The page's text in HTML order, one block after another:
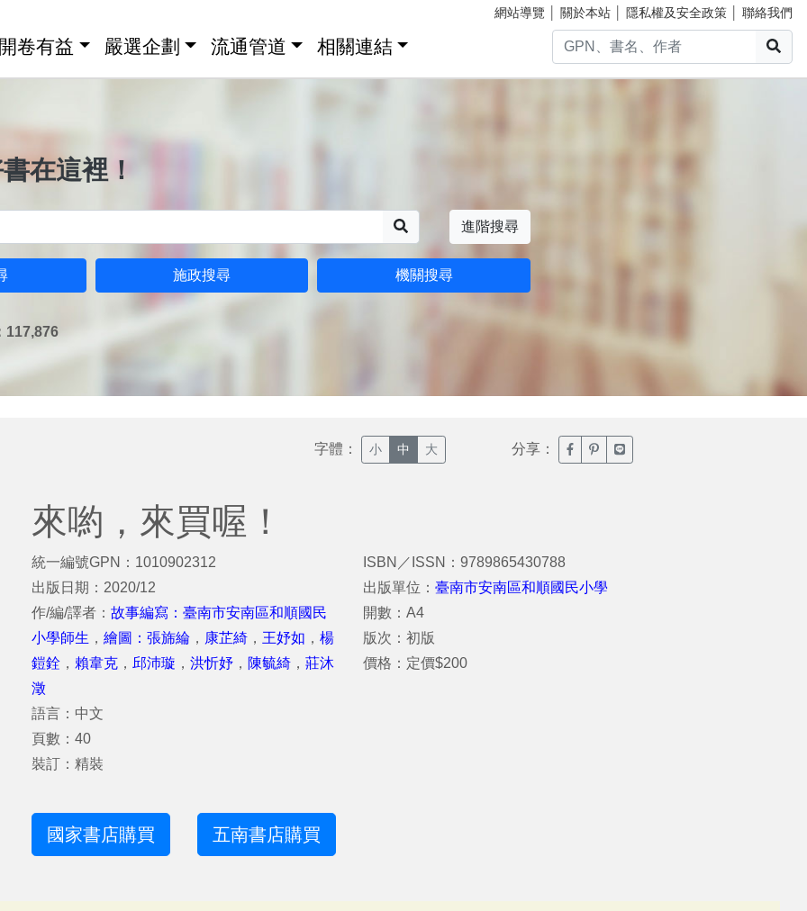
網站導覽 關於本站 隱私權及安全政策 聯絡我們
卷有益 嚴選企劃 流通管道 相關連結
在這裡！
進階搜尋
施政搜尋 機關搜尋
117,876
字體： 小 中 大 分享： 臉書分享(另開新視窗)
噗浪分享(另開新視窗)
Line分享(另開新視窗)
來喲，來買喔！
統一編號GPN：1010902312
出版日期：2020/12
作/編/譯者： 故事編寫：臺南市安南區和順國民
小學師生 ， 繪圖：張旆綸 ， 康芷綺 ， 王妤如 ， 楊
鎧銓 ， 賴韋克 ， 邱沛璇 ， 洪忻妤 ， 陳毓綺 ， 莊沐
澂
語言：中文
頁數：40
裝訂：精裝
ISBN／ISSN：9789865430788
出版單位：臺南市安南區和順國民小學
開數：A4
版次：初版
價格：定價$200
國家書店購買 五南書店購買